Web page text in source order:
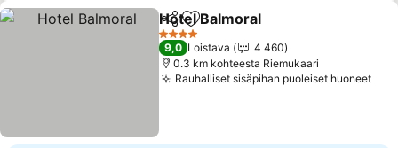
Jaa Lisää suosikkeihin
Hotel Balmoral
4 Tähtiluokitus
9,0 Loistava
4 460
0.3 km kohteesta Riemukaari
Rauhalliset sisäpihan puoleiset huoneet